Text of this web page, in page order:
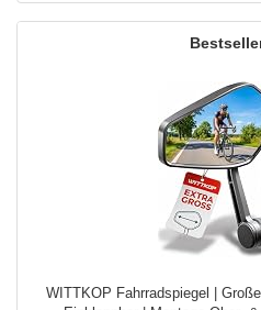
WITTKOP Fahrradspiegel |